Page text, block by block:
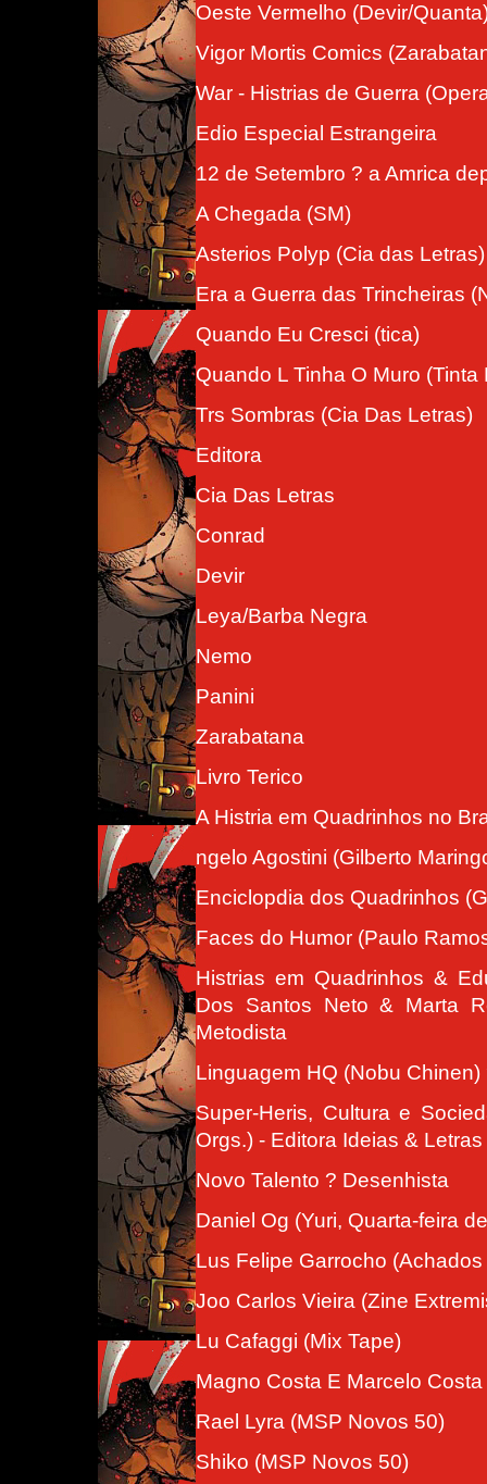
Oeste Vermelho (Devir/
Vigor Mortis Comics
War - Histrias de Guerra
Edio Especial Estrangeira
12 de Setembro ? a Amrica
A Chegada (SM)
Asterios Polyp (Cia das Letras)
Era a Guerra das Trincheiras
Quando Eu Cresci (tica)
Quando L Tinha O Muro (Tinta
Trs Sombras (Cia Das Letras)
Editora
Cia Das Letras
Conrad
Devir
Leya/Barba Negra
Nemo
Panini
Zarabatana
Livro Terico
A Histria em Quadrinhos no
ngelo Agostini (Gilberto
Enciclopdia dos Quadrinhos
Faces do Humor (Paulo
Histrias em Quadrinhos &
Dos Santos Neto & Marta
Metodista
Linguagem HQ (Nobu
Super-Heris, Cultura e
Orgs.) - Editora Ideias & Letras
Novo Talento ? Desenhista
Daniel Og (Yuri, Quarta-feira
Lus Felipe Garrocho
Joo Carlos Vieira (Zine
Lu Cafaggi (Mix Tape)
Magno Costa E Marcelo
Rael Lyra (MSP Novos 50)
Shiko (MSP Novos 50)